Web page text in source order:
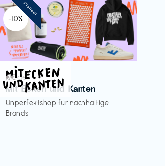
-10%
Mode
Mit Ecken und Kanten
Unperfektshop für nachhaltige
Brands
€€‎
Pioneer